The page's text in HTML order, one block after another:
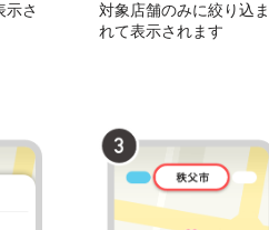
示さ
対象店舗のみに絞り込ま
れて表示されます